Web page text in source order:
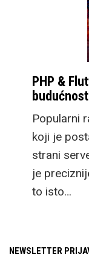
PHP &
budućnost
Popularni
koji je
strani
je
to isto…
NEWSLETTER